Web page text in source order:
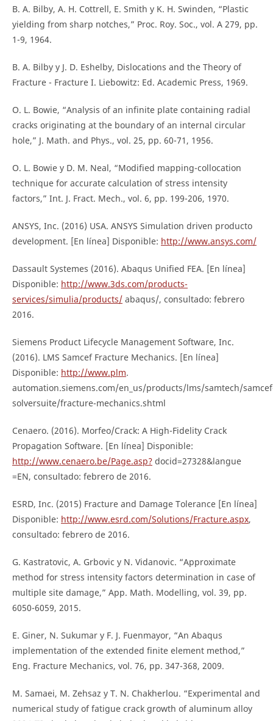
B. A. Bilby, A. H. Cottrell, E. Smith y K. H. Swinden, “Plastic
yielding from sharp notches,” Proc. Roy. Soc., vol. A 279, pp.
1-9, 1964.
B. A. Bilby y J. D. Eshelby, Dislocations and the Theory of
Fracture - Fracture I. Liebowitz: Ed. Academic Press, 1969.
O. L. Bowie, “Analysis of an infinite plate containing radial
cracks originating at the boundary of an internal circular
hole,” J. Math. and Phys., vol. 25, pp. 60-71, 1956.
O. L. Bowie y D. M. Neal, “Modified mapping-collocation
technique for accurate calculation of stress intensity
factors,” Int. J. Fract. Mech., vol. 6, pp. 199-206, 1970.
ANSYS, Inc. (2016) USA. ANSYS Simulation driven producto
development. [En línea] Disponible: http://www.ansys.com/
Dassault Systemes (2016). Abaqus Unified FEA. [En línea]
Disponible: http://www.3ds.com/products-
services/simulia/products/ abaqus/, consultado: febrero
2016.
Siemens Product Lifecycle Management Software, Inc.
(2016). LMS Samcef Fracture Mechanics. [En línea]
Disponible: http://www.plm.
automation.siemens.com/en_us/products/lms/samtech/
solversuite/fracture-mechanics.shtml
Cenaero. (2016). Morfeo/Crack: A High-Fidelity Crack
Propagation Software. [En línea] Disponible:
http://www.cenaero.be/Page.asp? docid=27328&langue
=EN, consultado: febrero de 2016.
ESRD, Inc. (2015) Fracture and Damage Tolerance [En línea]
Disponible: http://www.esrd.com/Solutions/Fracture.aspx,
consultado: febrero de 2016.
G. Kastratovic, A. Grbovic y N. Vidanovic. “Approximate
method for stress intensity factors determination in case of
multiple site damage,” App. Math. Modelling, vol. 39, pp.
6050-6059, 2015.
E. Giner, N. Sukumar y F. J. Fuenmayor, “An Abaqus
implementation of the extended finite element method,”
Eng. Fracture Mechanics, vol. 76, pp. 347-368, 2009.
M. Samaei, M. Zehsaz y T. N. Chakherlou. “Experimental and
numerical study of fatigue crack growth of aluminum alloy